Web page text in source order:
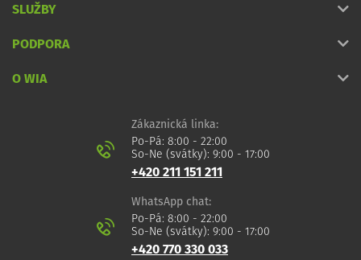
SLUŽBY
PODPORA
O WIA
Zákaznická linka:
Po-Pá: 8:00 - 22:00
So-Ne (svátky): 9:00 - 17:00
+420 211 151 211
WhatsApp chat:
Po-Pá: 8:00 - 22:00
So-Ne (svátky): 9:00 - 17:00
+420 770 330 033